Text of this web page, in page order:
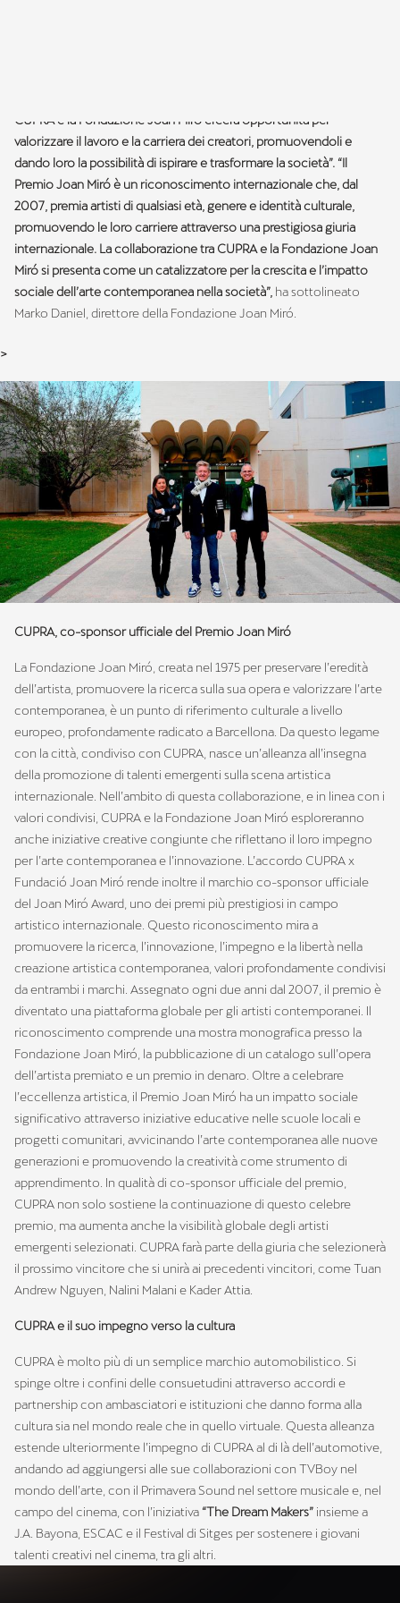
CUPRA e la Fondazione Joan Miró creerà opportunità per
valorizzare il lavoro e la carriera dei creatori, promuovendoli e
dando loro la possibilità di ispirare e trasformare la società”. “Il
Premio Joan Miró è un riconoscimento internazionale che, dal
2007, premia artisti di qualsiasi età, genere e identità culturale,
promuovendo le loro carriere attraverso una prestigiosa giuria
internazionale. La collaborazione tra CUPRA e la Fondazione Joan
Miró si presenta come un catalizzatore per la crescita e l’impatto
sociale dell’arte contemporanea nella società”, ha sottolineato
Marko Daniel, direttore della Fondazione Joan Miró.
>
CUPRA, co-sponsor ufficiale del Premio Joan Miró
La Fondazione Joan Miró, creata nel 1975 per preservare l’eredità
dell’artista, promuovere la ricerca sulla sua opera e valorizzare l’arte
contemporanea, è un punto di riferimento culturale a livello
europeo, profondamente radicato a Barcellona. Da questo legame
con la città, condiviso con CUPRA, nasce un’alleanza all’insegna
della promozione di talenti emergenti sulla scena artistica
internazionale. Nell’ambito di questa collaborazione, e in linea con i
valori condivisi, CUPRA e la Fondazione Joan Miró esploreranno
anche iniziative creative congiunte che riflettano il loro impegno
per l’arte contemporanea e l’innovazione. L’accordo CUPRA x
Fundació Joan Miró rende inoltre il marchio co-sponsor ufficiale
del Joan Miró Award, uno dei premi più prestigiosi in campo
artistico internazionale. Questo riconoscimento mira a
promuovere la ricerca, l’innovazione, l’impegno e la libertà nella
creazione artistica contemporanea, valori profondamente condivisi
da entrambi i marchi. Assegnato ogni due anni dal 2007, il premio è
diventato una piattaforma globale per gli artisti contemporanei. Il
riconoscimento comprende una mostra monografica presso la
Fondazione Joan Miró, la pubblicazione di un catalogo sull’opera
dell’artista premiato e un premio in denaro. Oltre a celebrare
l’eccellenza artistica, il Premio Joan Miró ha un impatto sociale
significativo attraverso iniziative educative nelle scuole locali e
progetti comunitari, avvicinando l’arte contemporanea alle nuove
generazioni e promuovendo la creatività come strumento di
apprendimento. In qualità di co-sponsor ufficiale del premio,
CUPRA non solo sostiene la continuazione di questo celebre
premio, ma aumenta anche la visibilità globale degli artisti
emergenti selezionati. CUPRA farà parte della giuria che selezionerà
il prossimo vincitore che si unirà ai precedenti vincitori, come Tuan
Andrew Nguyen, Nalini Malani e Kader Attia.
CUPRA e il suo impegno verso la cultura
CUPRA è molto più di un semplice marchio automobilistico. Si
spinge oltre i confini delle consuetudini attraverso accordi e
partnership con ambasciatori e istituzioni che danno forma alla
cultura sia nel mondo reale che in quello virtuale. Questa alleanza
estende ulteriormente l’impegno di CUPRA al di là dell’automotive,
andando ad aggiungersi alle sue collaborazioni con TVBoy nel
mondo dell’arte, con il Primavera Sound nel settore musicale e, nel
campo del cinema, con l’iniziativa “The Dream Makers” insieme a
J.A. Bayona, ESCAC e il Festival di Sitges per sostenere i giovani
talenti creativi nel cinema, tra gli altri.